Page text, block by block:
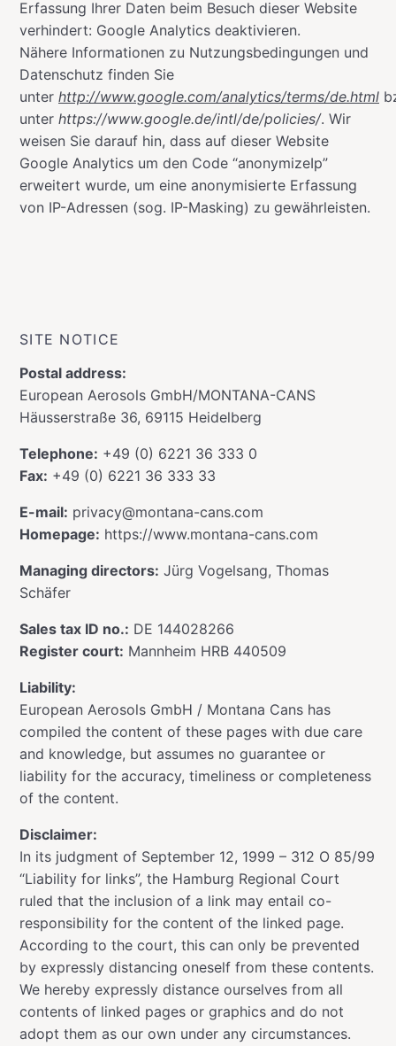
Erfassung Ihrer Daten beim Besuch dieser Website
verhindert: Google Analytics deaktivieren.
Nähere Informationen zu Nutzungsbedingungen und
Datenschutz finden Sie
unter http://www.google.com/analytics/terms/de.html
unter https://www.google.de/intl/de/policies/. Wir
weisen Sie darauf hin, dass auf dieser Website
Google Analytics um den Code “anonymizeIp”
erweitert wurde, um eine anonymisierte Erfassung
von IP-Adressen (sog. IP-Masking) zu gewährleisten.
SITE NOTICE
Postal address:
European Aerosols GmbH/MONTANA-CANS
Häusserstraße 36, 69115 Heidelberg
Telephone: +49 (0) 6221 36 333 0
Fax: +49 (0) 6221 36 333 33
E-mail: privacy@montana-cans.com
Homepage: https://www.montana-cans.com
Managing directors: Jürg Vogelsang, Thomas
Schäfer
Sales tax ID no.: DE 144028266
Register court: Mannheim HRB 440509
Liability:
European Aerosols GmbH / Montana Cans has
compiled the content of these pages with due care
and knowledge, but assumes no guarantee or
liability for the accuracy, timeliness or completeness
of the content.
Disclaimer:
In its judgment of September 12, 1999 – 312 O 85/99
“Liability for links”, the Hamburg Regional Court
ruled that the inclusion of a link may entail co-
responsibility for the content of the linked page.
According to the court, this can only be prevented
by expressly distancing oneself from these contents.
We hereby expressly distance ourselves from all
contents of linked pages or graphics and do not
adopt them as our own under any circumstances.